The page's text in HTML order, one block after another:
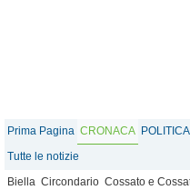
Prima Pagina CRONACA POLITICA
Tutte le notizie
Biella Circondario Cossato e